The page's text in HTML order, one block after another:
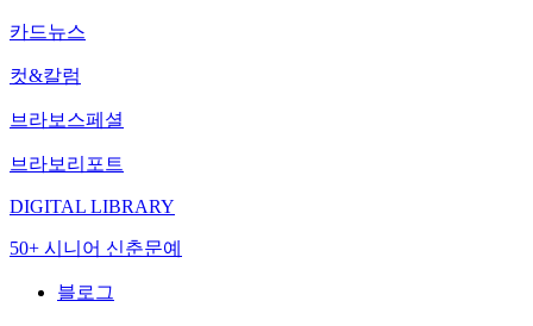
카드뉴스
컷&칼럼
브라보스페셜
브라보리포트
DIGITAL LIBRARY
50+ 시니어 신춘문예
블로그